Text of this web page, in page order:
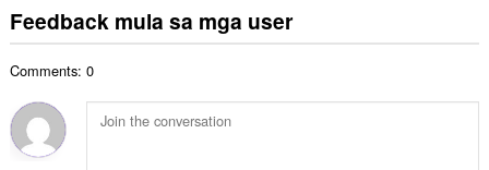
Feedback mula sa mga user
Comments: 0